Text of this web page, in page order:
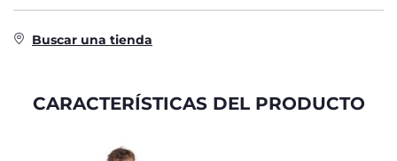
Buscar una tienda
CARACTERÍSTICAS DEL PRODUCTO